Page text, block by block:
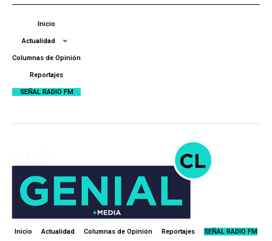
Inicio
Actualidad
Columnas de Opinión
Reportajes
SEÑAL RADIO FM
Inicio Actualidad Columnas de Opinión Reportajes SEÑAL RADIO FM